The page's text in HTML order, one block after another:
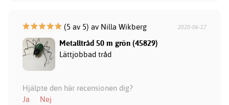
(5 av 5) av Nilla Wikberg 2020-06-17
Metalltråd 50 m grön (45829)
Lättjobbad tråd
Hjälpte den här recensionen dig?
Ja
Nej